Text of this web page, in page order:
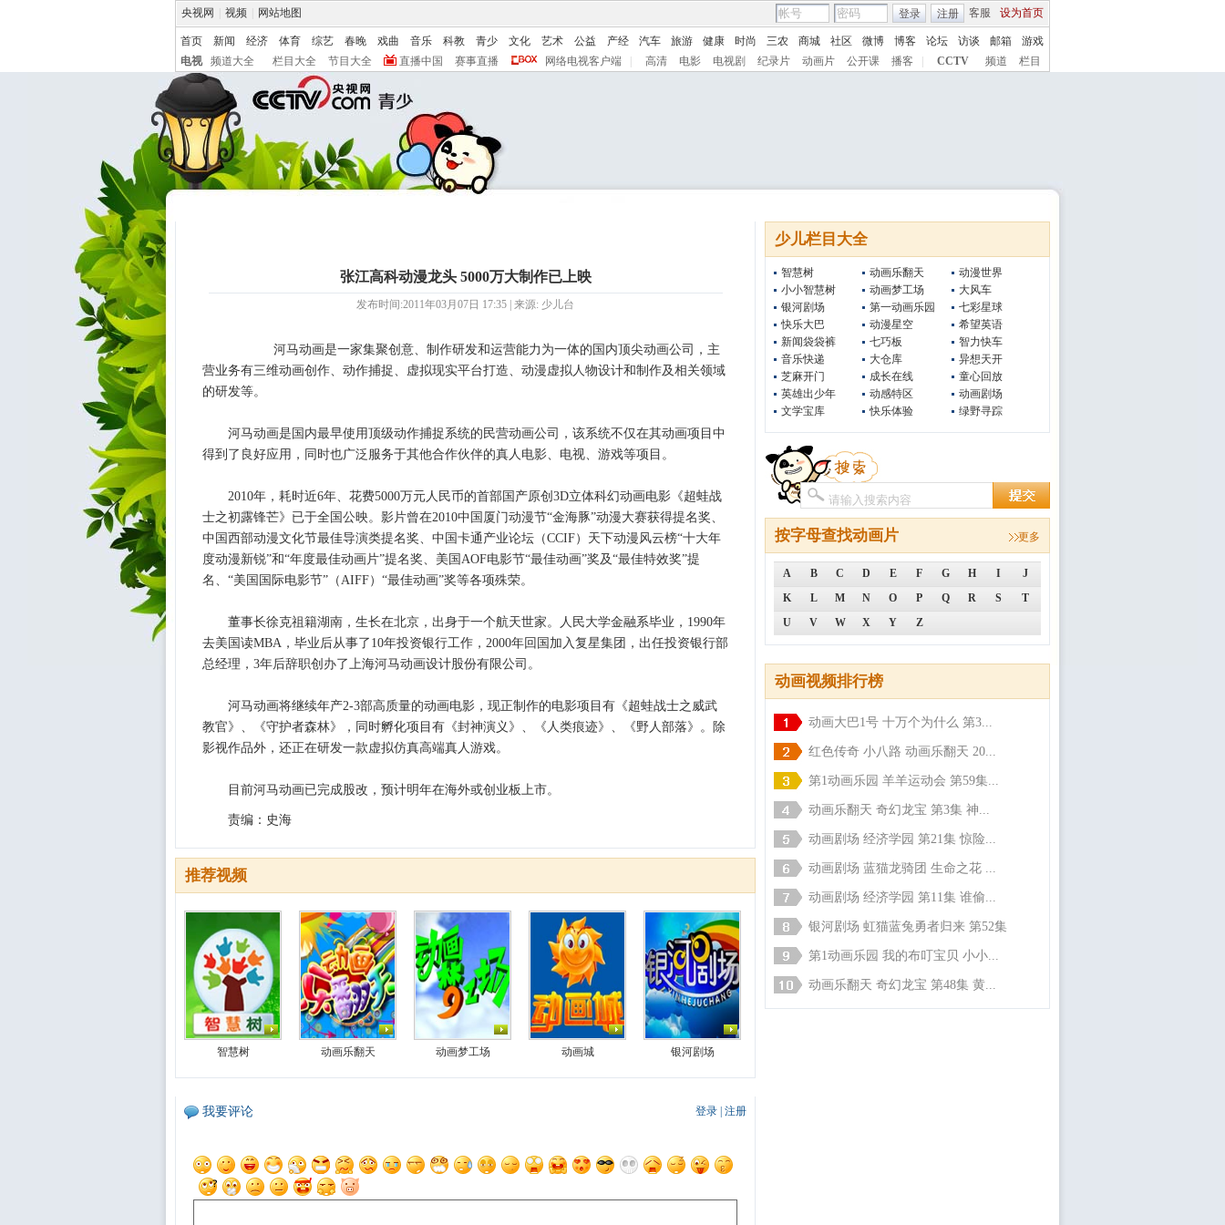
央视网 视频 网站地图 客服 设为首页
登录 注册
首页 新闻 经济 体育 综艺 春晚 戏曲 音乐 科教 青少 文化 艺术 公益 产经 汽车 旅游 健康 时尚 三农 商城 社区 微博 博客 论坛 访谈 邮箱
游戏
电视
频道大全 栏目大全 节目大全 直播中国 赛事直播 网络电视客户端 高清 电影 电视剧 纪录片 动画片 公开课 播客 CCTV 频道 栏目
少儿栏目大全
智慧树
小小智慧树
银河剧场
快乐大巴
新闻袋袋裤
音乐快递
芝麻开门
英雄出少年
文学宝库
动画乐翻天
动画梦工场
第一动画乐园
动漫星空
七巧板
大仓库
成长在线
动感特区
快乐体验
动漫世界
大风车
七彩星球
希望英语
智力快车
异想天开
童心回放
动画剧场
绿野寻踪
按字母查找动画片 更多
A B C D E F G H I
J
K
L M N O P Q R S
T
U
V W X Y Z
动画视频排行榜
动画大巴1号 十万个为什么 第3...
红色传奇 小八路 动画乐翻天 20...
第1动画乐园 羊羊运动会 第59集...
动画乐翻天 奇幻龙宝 第3集 神...
动画剧场 经济学园 第21集 惊险...
动画剧场 蓝猫龙骑团 生命之花 ...
动画剧场 经济学园 第11集 谁偷...
银河剧场 虹猫蓝兔勇者归来 第52集
第1动画乐园 我的布叮宝贝 小小...
动画乐翻天 奇幻龙宝 第48集 黄...
张江高科动漫龙头 5000万大制作已上映
发布时间:2011年03月07日 17:35 | 来源: 少儿台
河马动画是一家集聚创意、制作研发和运营能力为一体的国内顶尖动画公司，主
营业务有三维动画创作、动作捕捉、虚拟现实平台打造、动漫虚拟人物设计和制作及相关领域
的研发等。
河马动画是国内最早使用顶级动作捕捉系统的民营动画公司，该系统不仅在其动画项目中
得到了良好应用，同时也广泛服务于其他合作伙伴的真人电影、电视、游戏等项目。
2010年，耗时近6年、花费5000万元人民币的首部国产原创3D立体科幻动画电影《超蛙战
士之初露锋芒》已于全国公映。影片曾在2010中国厦门动漫节“金海豚”动漫大赛获得提名奖、
中国西部动漫文化节最佳导演类提名奖、中国卡通产业论坛（CCIF）天下动漫风云榜“十大年
度动漫新锐”和“年度最佳动画片”提名奖、美国AOF电影节“最佳动画”奖及“最佳特效奖”提
名、“美国国际电影节”（AIFF）“最佳动画”奖等各项殊荣。
董事长徐克祖籍湖南，生长在北京，出身于一个航天世家。人民大学金融系毕业，1990年
去美国读MBA，毕业后从事了10年投资银行工作，2000年回国加入复星集团，出任投资银行部
总经理，3年后辞职创办了上海河马动画设计股份有限公司。
河马动画将继续年产2-3部高质量的动画电影，现正制作的电影项目有《超蛙战士之威武
教官》、《守护者森林》，同时孵化项目有《封神演义》、《人类痕迹》、《野人部落》。除
影视作品外，还正在研发一款虚拟仿真高端真人游戏。
目前河马动画已完成股改，预计明年在海外或创业板上市。
责编：史海
推荐视频
智慧树 动画乐翻天 动画梦工场 动画城 银河剧场
登录 注册
我要评论